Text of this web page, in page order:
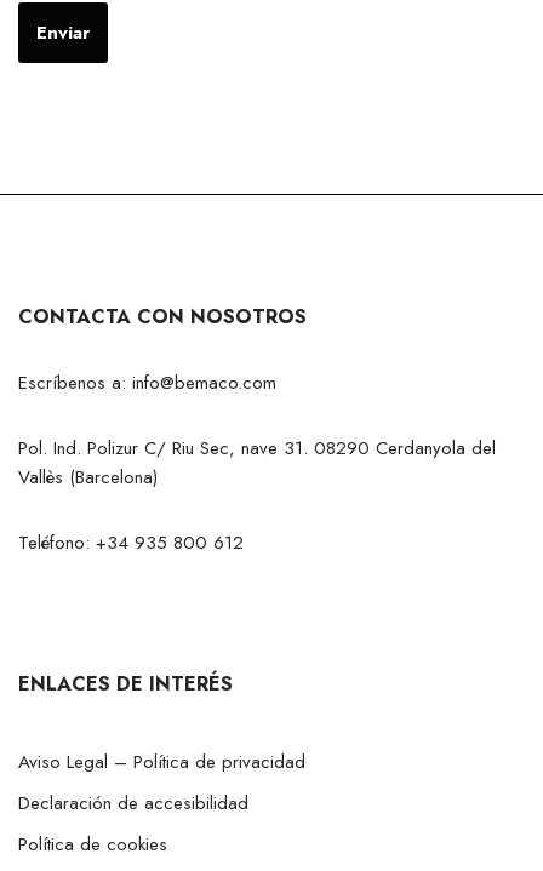
CONTACTA CON NOSOTROS
Escríbenos a: info@bemaco.com
Pol. Ind. Polizur C/ Riu Sec, nave 31. 08290 Cerdanyola del
Vallès (Barcelona)
Teléfono: +34 935 800 612
ENLACES DE INTERÉS
Aviso Legal – Política de privacidad
Declaración de accesibilidad
Política de cookies